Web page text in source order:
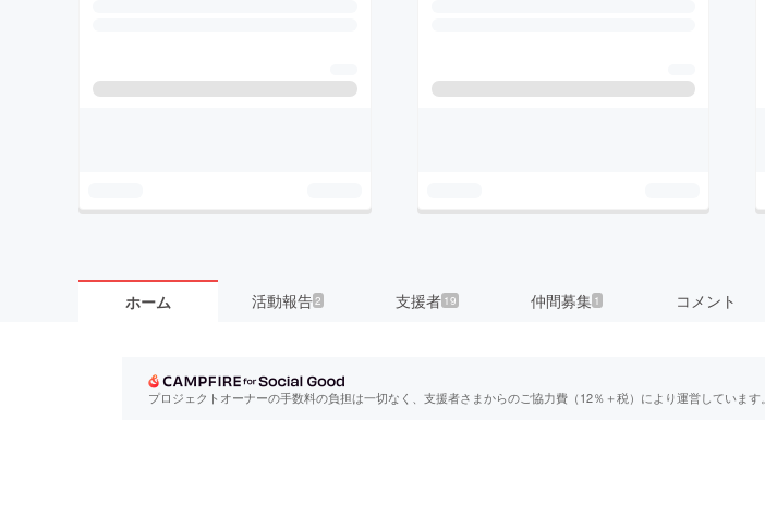
ホーム 活動報告2 支援者 19 仲間募集 1 コメント
プロジェクトオーナーの手数料の負担は一切なく、支援者さまからのご協力費（12％＋税）により運営しています。